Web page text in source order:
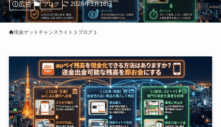
広告 ブログ 2026年3月16日
現金ゲットチャンスライト ブログ